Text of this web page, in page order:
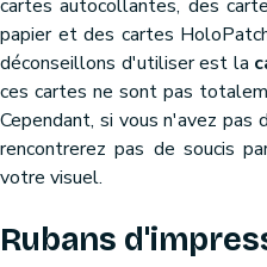
cartes autocollantes, des
papier et des cartes
déconseillons d'utiliser est la
ces cartes ne sont pas
Cependant, si vous n'avez pas
rencontrerez pas de soucis
votre visuel.
Rubans